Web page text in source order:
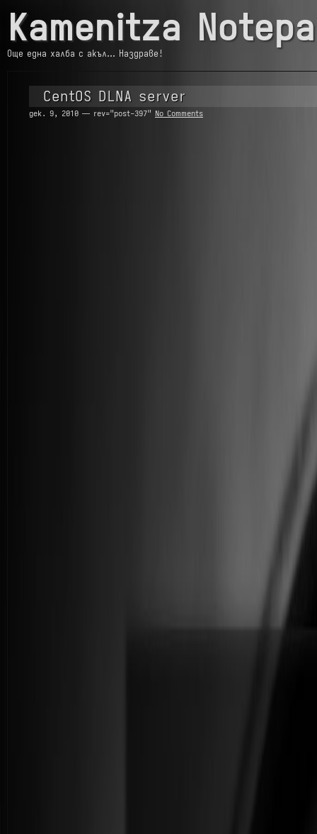
Kamenitza
Още една халба с акъл… Наздраве!
CentOS DLNA server
дек. 9, 2010 — rev="post-397" No Comments